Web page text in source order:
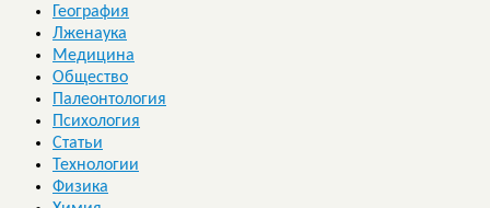
География
Лженаука
Медицина
Общество
Палеонтология
Психология
Статьи
Технологии
Физика